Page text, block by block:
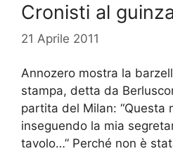
Cronisti al
21 Aprile 2011
Annozero mostra la
stampa, detta da
partita del Milan: “Questa
inseguendo la mia
tavolo…” Perché non è